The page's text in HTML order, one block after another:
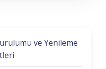
ve Yenileme